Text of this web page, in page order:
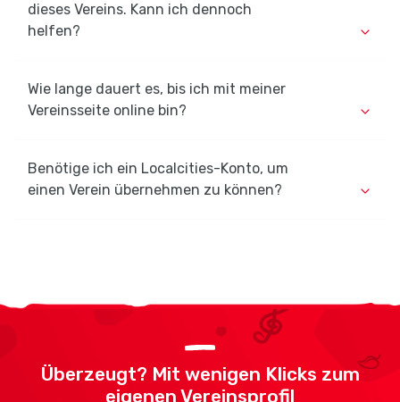
dieses Vereins. Kann ich dennoch
helfen?
Wie lange dauert es, bis ich mit meiner
Vereinsseite online bin?
Benötige ich ein Localcities-Konto, um
einen Verein übernehmen zu können?
Überzeugt? Mit wenigen Klicks zum
eigenen Vereinsprofil